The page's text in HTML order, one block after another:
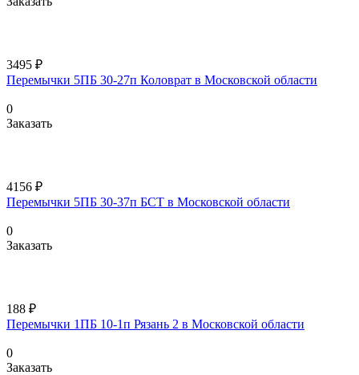
3495 ₽
Перемычки 5ПБ 30-27п Коловрат в Московской области
0
Заказать
4156 ₽
Перемычки 5ПБ 30-37п БСТ в Московской области
0
Заказать
188 ₽
Перемычки 1ПБ 10-1п Рязань 2 в Московской области
0
Заказать